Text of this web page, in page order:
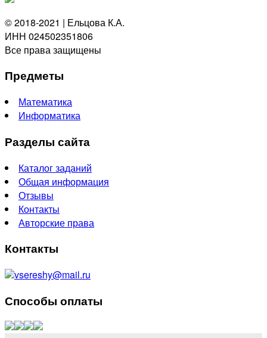
© 2018-2021 | Ельцова К.А.
ИНН 024502351806
Все права защищены
Предметы
Математика
Информатика
Разделы сайта
Каталог заданий
Общая информация
Отзывы
Контакты
Авторские права
Контакты
vsereshy@mail.ru
Способы оплаты